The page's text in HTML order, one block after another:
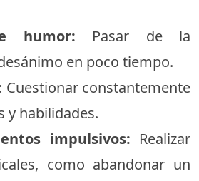
humor: Pasar de la
en poco tiempo.
Cuestionar constantemente
y habilidades.
impulsivos: Realizar
como abandonar un